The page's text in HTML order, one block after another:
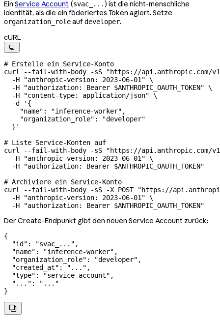
Ein Service Account (svac_...) ist die nicht-menschliche
Identität, als die ein föderiertes Token agiert. Setze
organization_roleaufdeveloper.
cURL

# Erstelle ein Service-Konto
curl
--fail-with-body -sS "https://api.anthropic.com/
  -H
"anthropic-version: 2023-06-01" \
  -H
"authorization: Bearer $ANTHROPIC_OAUTH_TOKEN" \
  -H
"content-type: application/json" \
  -d
'{
    "name": "inference-worker",
    "organization_role": "developer"
  }'
# Liste Service-Konten auf
curl
--fail-with-body -sS "https://api.anthropic.com/
  -H
"anthropic-version: 2023-06-01" \
  -H
"authorization: Bearer $ANTHROPIC_OAUTH_TOKEN"
# Archiviere ein Service-Konto
curl
--fail-with-body -sS -X POST "https://
  -H
"anthropic-version: 2023-06-01" \
  -H
"authorization: Bearer $ANTHROPIC_OAUTH_TOKEN"
Der Create-Endpunkt gibt den neuen Service Account zurück:
{
  "id"
: "svac_..." ,
  "name"
: "inference-worker" ,
  "organization_role"
: "developer" ,
  "created_at"
: "..." ,
  "type"
: "service_account" ,
  "..."
:
"..."
}
